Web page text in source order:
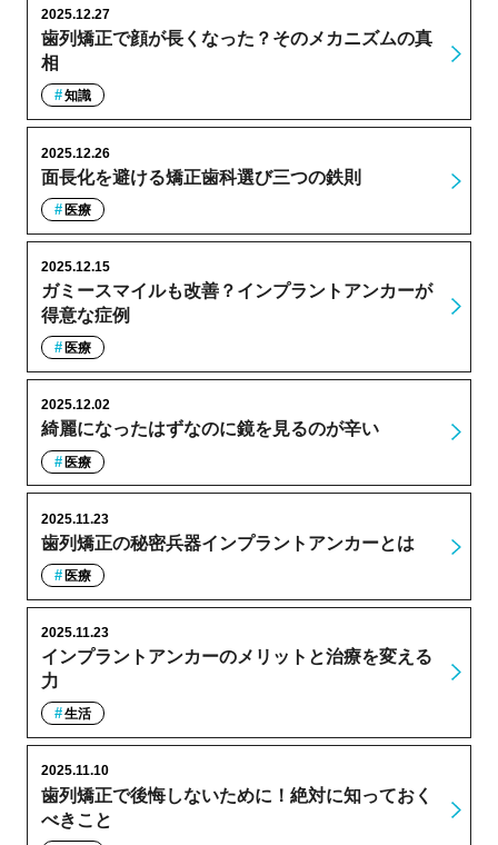
歯列矯正で顔が長くなった？そのメカニズムの真
相
2025.12.27
知識
面長化を避ける矯正歯科選び三つの鉄則
2025.12.26
医療
ガミースマイルも改善？インプラントアンカーが
得意な症例
2025.12.15
医療
綺麗になったはずなのに鏡を見るのが辛い
2025.12.02
医療
歯列矯正の秘密兵器インプラントアンカーとは
2025.11.23
医療
インプラントアンカーのメリットと治療を変える
力
2025.11.23
生活
歯列矯正で後悔しないために！絶対に知っておく
べきこと
2025.11.10